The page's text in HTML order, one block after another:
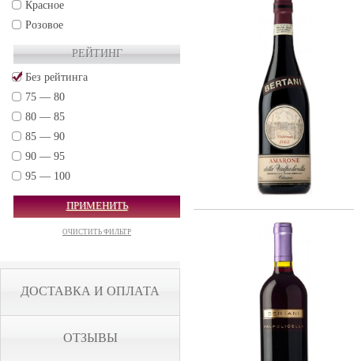
Cantine Pirovano srl (11)
Col d'Orcia S.r.l. Societa Agricola (7)
Красное
Розовое
РЕЙТИНГ
Без рейтинга
75 — 80
80 — 85
85 — 90
90 — 95
95 — 100
ПРИМЕНИТЬ
ОЧИСТИТЬ ФИЛЬТР
ДОСТАВКА И ОПЛАТА
ОТЗЫВЫ